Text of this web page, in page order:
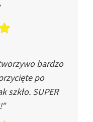
bardzo
po
szkło. SUPER